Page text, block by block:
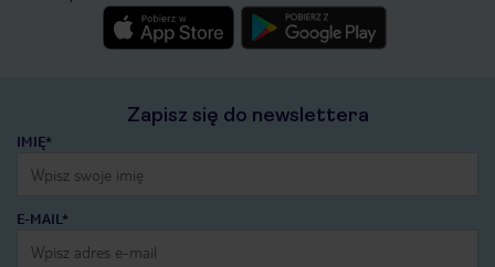
Zapisz się do newslettera
IMIĘ*
E-MAIL*